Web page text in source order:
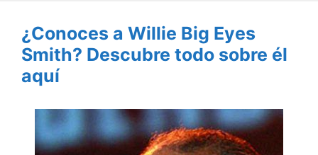
¿Conoces a Willie Big Eyes
Smith? Descubre todo sobre él
aquí